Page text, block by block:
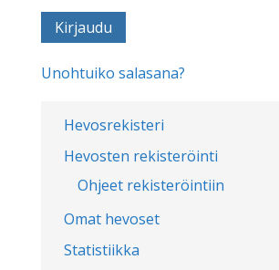
Hevosrekisteri
Hevosten rekisteröinti
Ohjeet rekisteröintiin
Omat hevoset
Statistiikka
Unohtuiko salasana?